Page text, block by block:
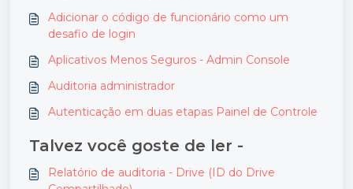
Adicionar o código de funcionário como um
desafio de login
Aplicativos Menos Seguros - Admin Console
Auditoria administrador
Autenticação em duas etapas Painel de Controle
Talvez você goste de ler -
Relatório de auditoria - Drive (ID do Drive